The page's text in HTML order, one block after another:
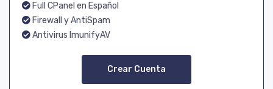
Full CPanel en Español
Firewall y AntiSpam
Antivirus ImunifyAV
Crear Cuenta